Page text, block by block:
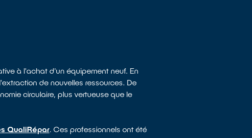
à l'achat d'un équipement neuf. En
de nouvelles ressources. De
circulaire, plus vertueuse que le
QualiRépar. Ces professionnels ont été